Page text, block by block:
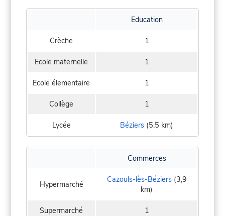
Education
Crèche 1
Ecole maternelle 1
Ecole élementaire 1
Collège 1
Lycée Béziers (5,5 km)
Commerces
Hypermarché Cazouls-lès-Béziers(3,9
km)
Supermarché 1